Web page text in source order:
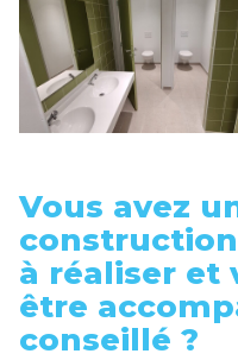
Vous avez
à réaliser et
être
conseillé ?